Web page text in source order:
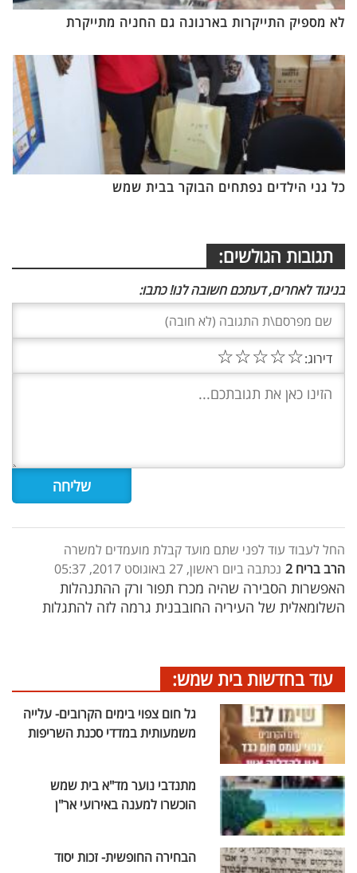
לא מספיק התייקרות בארנונה גם החניה מתייקרת
כל גני הילדים נפתחים הבוקר בבית שמש
תגובות הגולשים:
בניגוד לאחרים, דעתכם חשובה לנו! כתבו:
דירוג:☆
☆
☆
☆
☆
החל לעבוד עוד לפני שתם מועד קבלת מועמדים למשרה
הרב בריח 2
נכתבה ביום ראשון, 27 באוגוסט 2017, 05:37
האפשרות הסבירה שהיה מכרז תפור ורק ההתנהלות
השלומאלית של העיריה החובבנית גרמה לזה להתגלות
עוד בחדשות בית שמש:
גל חום צפוי בימים הקרובים- עלייה
משמעותית במדדי סכנת השריפות
מתנדבי נוער מד"א בית שמש
הוכשרו למענה באירועי אר"ן
הבחירה החופשית- זכות יסוד